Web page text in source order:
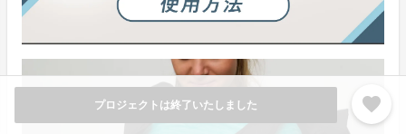
プロジェクトは終了いたしました favorite